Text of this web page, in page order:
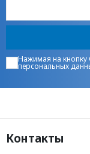
Нажимая на
персональных
Контакты